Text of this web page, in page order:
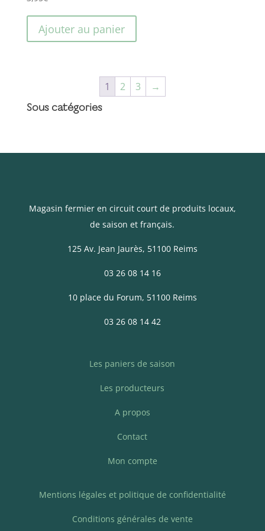
Ajouter au panier
1 2 3 →
Sous catégories
Magasin fermier en circuit court de produits locaux,
de saison et français.
125 Av. Jean Jaurès, 51100 Reims
03 26 08 14 16
10 place du Forum, 51100 Reims
03 26 08 14 42
Les paniers de saison
Les producteurs
A propos
Contact
Mon compte
Mentions légales et politique de confidentialité
Conditions générales de vente